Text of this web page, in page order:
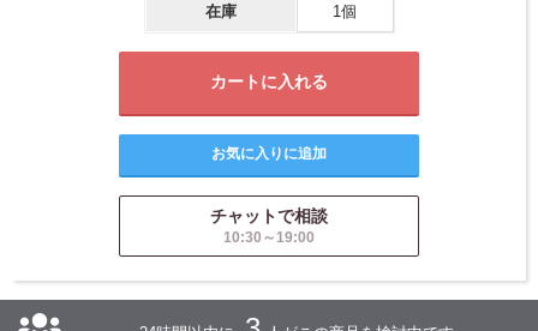
在庫 1個
チャットで相談
10:30～19:00